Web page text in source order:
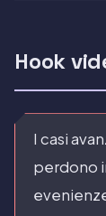
Hook
I casi
perdono